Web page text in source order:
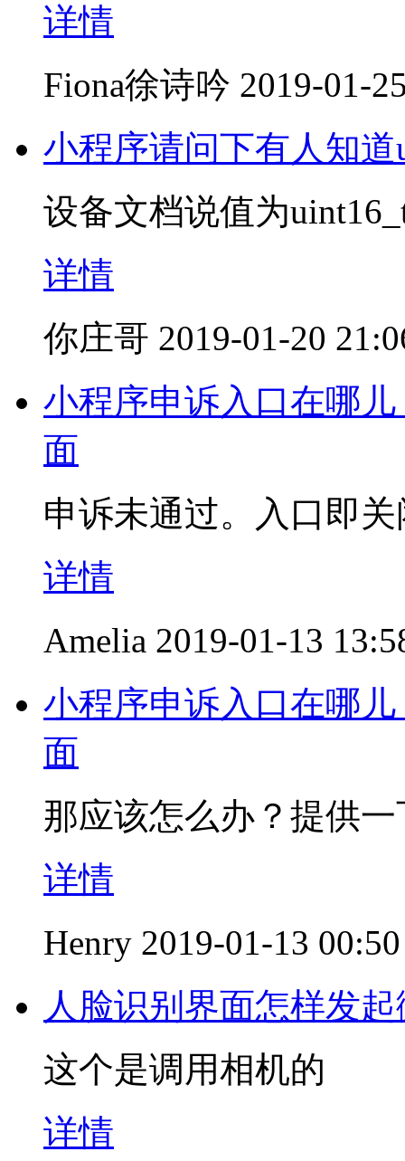
详情
Fiona徐诗吟 2019-01-
小程序请问下有人知道
设备文档说值为
详情
你庄哥 2019-01-20
小程序申诉入口在哪
面
申诉未通过。入口即关
详情
Amelia 2019-01-13
小程序申诉入口在哪
面
那应该怎么办？提供
详情
Henry 2019-01-13 00:50
人脸识别界面怎样发
这个是调用相机的
详情